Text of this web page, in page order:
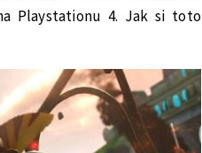
Playstationu 4. Jak si toto